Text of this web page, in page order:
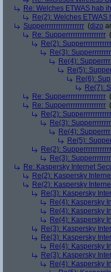
Re: Welches ETWAS hab
Re(2): Welches ETWAS
Supperrrrrrrrrrrrrrrrr (dizo
Re: Supperrrrrrrrrrrrrrrrr (
Re(2):
Re(3):
Re(4):
Re(5):
Re(6):
Re(7):
Re: Supperrrrrrrrrrrrrrrrr (
Re: Supperrrrrrrrrrrrrrrrr (
Re(2):
Re(3):
Re(4):
Re(5):
Re(2):
Re(3):
Re: Kaspersky Internet
Re(2): Kaspersky
Re(2): Kaspersky
Re(3): Kaspersky
Re(4): Kaspersky
Re(4): Kaspersky
Re(4): Kaspersky
Re(3): Kaspersky
Re(3): Kaspersky
Re(4): Kaspersky
Re(3): Kaspersky
Re(4): Kaspersky